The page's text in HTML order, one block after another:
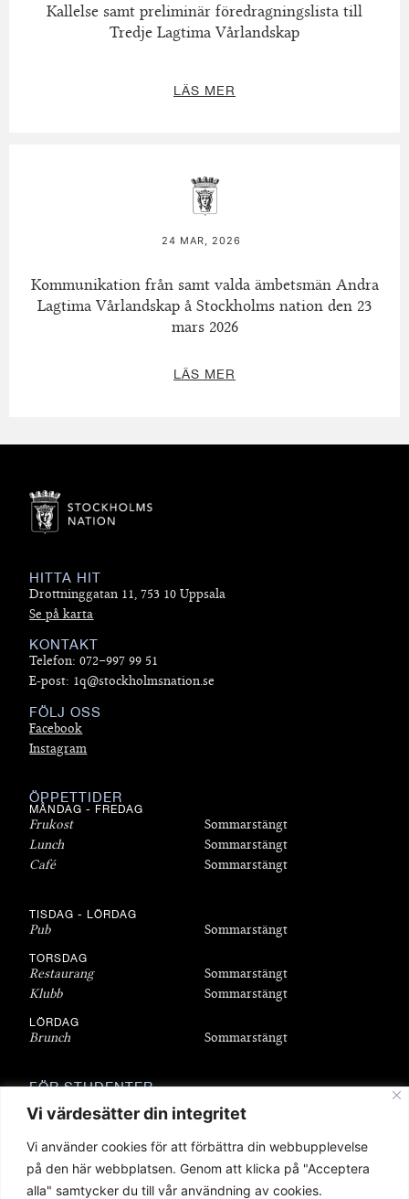
Vi värdesätter din integritet
Vi använder cookies för att förbättra din webbupplevelse
på den här webbplatsen. Genom att klicka på "Acceptera
alla" samtycker du till vår användning av cookies.
Kallelse samt preliminär föredragningslista till
Tredje Lagtima Vårlandskap
LÄS MER
24 MAR, 2026
Kommunikation från samt valda ämbetsmän Andra
Lagtima Vårlandskap å Stockholms nation den 23
mars 2026
LÄS MER
HITTA HIT
Drottninggatan 11, 753 10 Uppsala
Se på karta
KONTAKT
Telefon: 072–997 99 51
E-post: 1q@stockholmsnation.se
FÖLJ OSS
Facebook
Instagram
ÖPPETTIDER
MÅNDAG - FREDAG
Frukost
Lunch
Café
Sommarstängt
Sommarstängt
Sommarstängt
TISDAG - LÖRDAG
Pub Sommarstängt
TORSDAG
Restaurang
Klubb
Sommarstängt
Sommarstängt
LÖRDAG
Brunch Sommarstängt
FÖR STUDENTER
Föreningar
Sittningar